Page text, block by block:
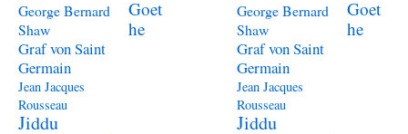
George Bernard
Shaw
Goet
he
Graf von Saint
Germain
Jean Jacques
Rousseau
Jiddu
George Bernard
Shaw
Goet
he
Graf von Saint
Germain
Jean Jacques
Rousseau
Jiddu